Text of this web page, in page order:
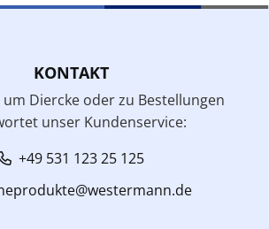
KONTAKT
Diercke oder zu Bestellungen
unser Kundenservice:
+49 531 123 25 125